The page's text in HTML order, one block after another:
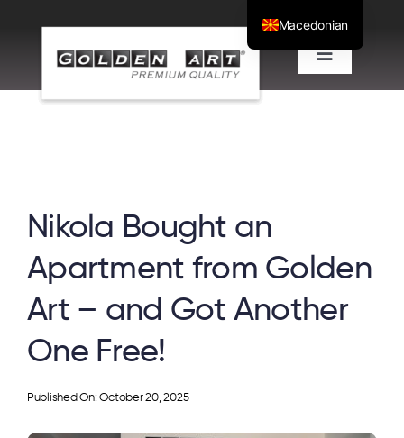
Toggle
Projects
About us
Blog
Contact
Nikola Bought an
Apartment from Golden
Art – and Got Another
One Free!
Published On: October 20, 2025
Macedonian